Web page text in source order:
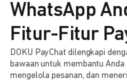
WhatsApp
Fitur-Fitur
DOKU PayChat dilengkapi
bawaan untuk membantu
mengelola pesanan, dan